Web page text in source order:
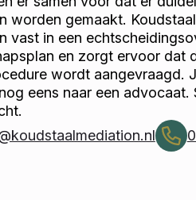
worden gemaakt.
vast in een
en zorgt ervoor dat
wordt aangevraagd.
eens naar een advocaat.